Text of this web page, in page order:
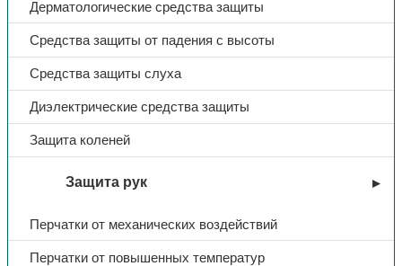
Дерматологические средства защиты
Средства защиты от падения с высоты
Средства защиты слуха
Диэлектрические средства защиты
Защита коленей
Защита рук
Перчатки от механических воздействий
Перчатки от повышенных температур